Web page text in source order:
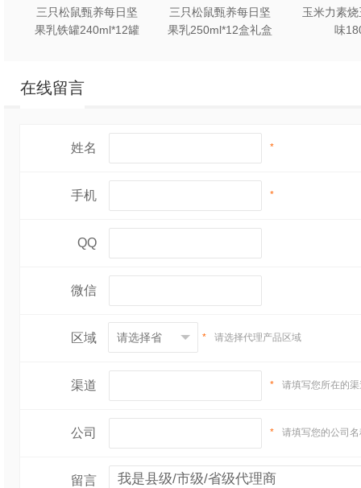
三只松鼠甄养每日坚
果乳铁罐240ml*12罐
三只松鼠甄养每日坚
果乳250ml*12盒礼盒
玉米力素
味
在线留言
姓名 *
手机 *
QQ
微信
区域 * 请选择代理产品区域
渠道 * 请填写您所在的
公司 * 请填写您的公司
留言